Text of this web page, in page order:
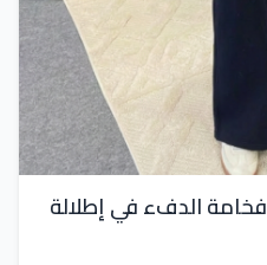
Ensemble Comfy Polaire فخامة الدفء في إطلالة